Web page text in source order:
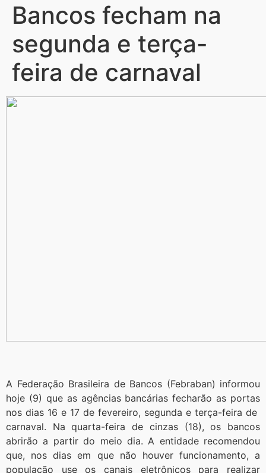
Bancos fecham na
segunda e terça-
feira de carnaval
A Federação Brasileira de Bancos (Febraban) informou
hoje (9) que as agências bancárias fecharão as portas
nos dias 16 e 17 de fevereiro, segunda e terça-feira de
carnaval. Na quarta-feira de cinzas (18), os bancos
abrirão a partir do meio dia. A entidade recomendou
que, nos dias em que não houver funcionamento, a
população use os canais eletrônicos para realizar